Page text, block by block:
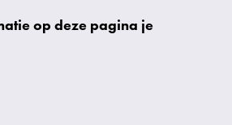
op deze pagina je